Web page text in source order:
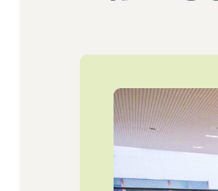
Startseite
Newsletter
Presse
Intern